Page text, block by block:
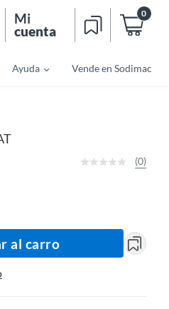
Mi
cuenta
0
Ayuda Vende en Sodimac
(0)
al carro